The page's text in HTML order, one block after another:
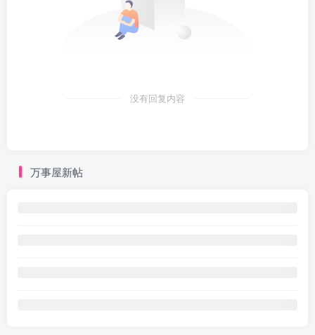
没有回复内容
万事屋新帖